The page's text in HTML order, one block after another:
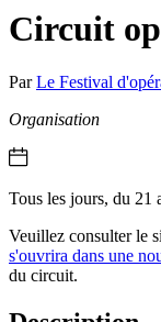
Circuit
ParLe Festival
Organisation
Tous les jours, du
Veuillez consulter le
s'ouvrira dans une
du circuit.